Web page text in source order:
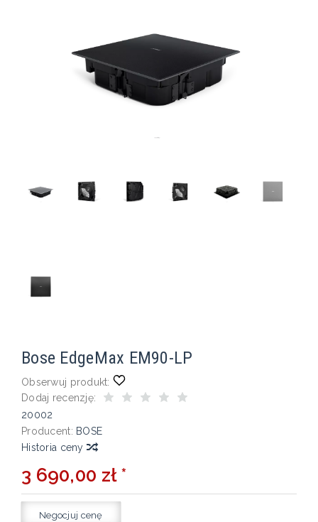
Bose EdgeMax EM90-LP
Obserwuj produkt:
Dodaj recenzję:
20002
Producent: BOSE
Historia ceny
3 690,00 zł *
Negocjuj cenę